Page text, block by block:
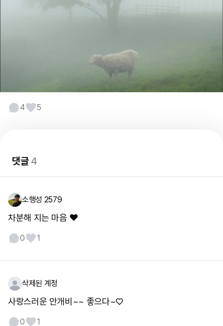
4 5
댓글4
소행성 2579
차분해 지는 마음 ❤️
0 1
삭제된 계정
사랑스러운 안개비~~ 좋으다~♡
0 1